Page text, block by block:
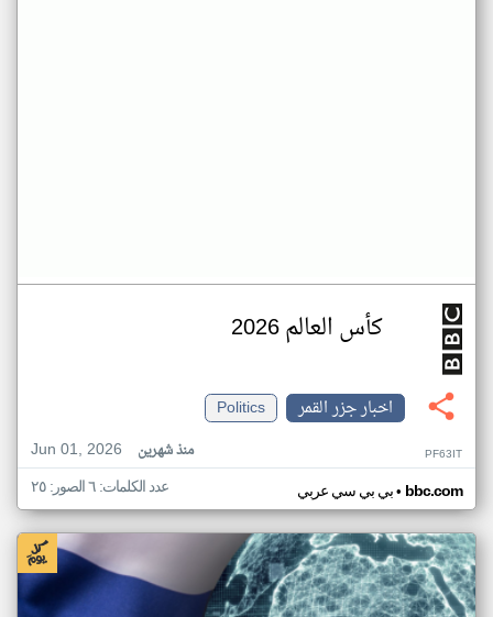
كأس العالم 2026
اخبار جزر القمر
Politics
Jun 01, 2026
منذ شهرين PF63IT
بي بي سي عربي• bbc.com عدد الكلمات: ٦ الصور: ٢٥